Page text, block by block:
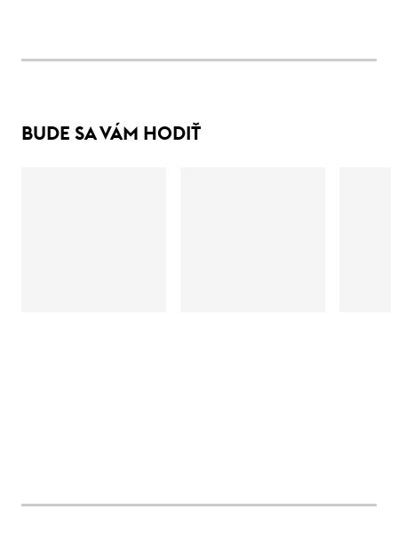
BUDE SA VÁM HODIŤ